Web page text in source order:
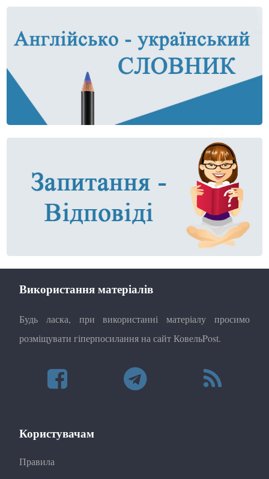
Використання матеріалів
Будь ласка, при використанні матеріалу просимо
розміщувати гіперпосилання на сайт КовельPost.
Користувачам
Правила